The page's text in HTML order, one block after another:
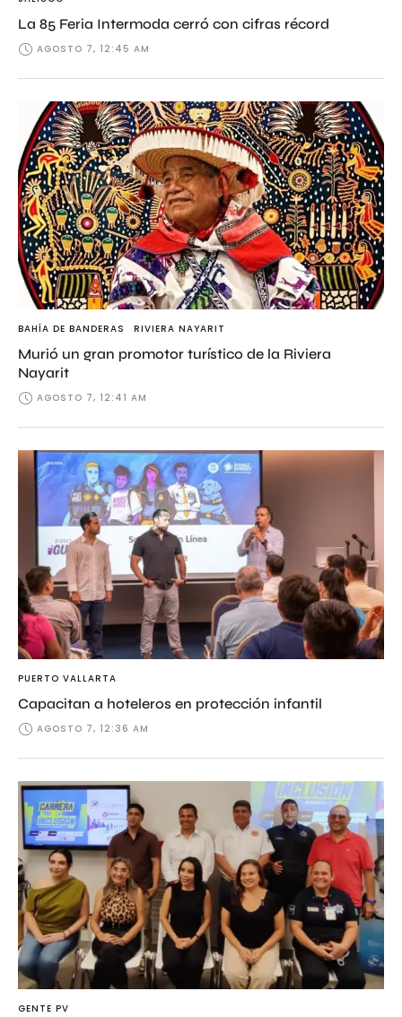
La 85 Feria Intermoda cerró con cifras récord
AGOSTO 7, 12:45 AM
BAHÍA DE BANDERAS RIVIERA NAYARIT
Murió un gran promotor turístico de la Riviera
Nayarit
AGOSTO 7, 12:41 AM
PUERTO VALLARTA
Capacitan a hoteleros en protección infantil
AGOSTO 7, 12:36 AM
GENTE PV